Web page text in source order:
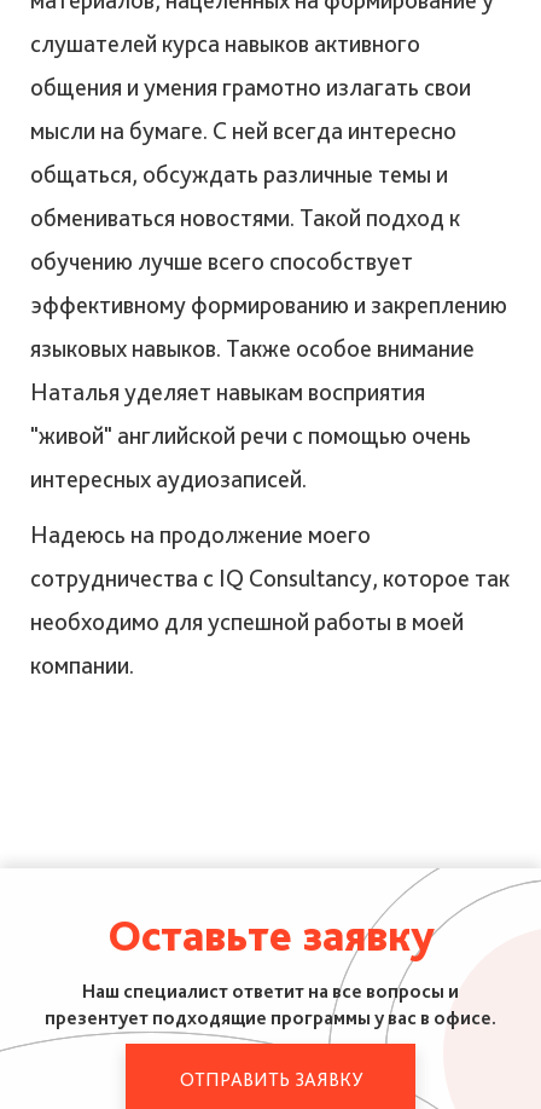
слушателей курса навыков активного
общения и умения грамотно излагать свои
мысли на бумаге. С ней всегда интересно
общаться, обсуждать различные темы и
обмениваться новостями. Такой подход к
обучению лучше всего способствует
эффективному формированию и закреплению
языковых навыков. Также особое внимание
Наталья уделяет навыкам восприятия
"живой" английской речи с помощью очень
интересных аудиозаписей.
Надеюсь на продолжение моего
сотрудничества с IQ Consultancy, которое так
необходимо для успешной работы в моей
компании.
Оставьте заявку
Наш специалист ответит на все вопросы и
презентует подходящие программы у вас в офисе.
ОТПРАВИТЬ ЗАЯВКУ